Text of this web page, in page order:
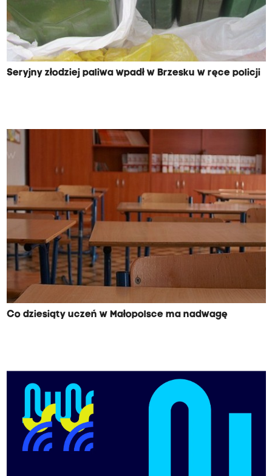
Seryjny złodziej paliwa wpadł w Brzesku w ręce policji
Co dziesiąty uczeń w Małopolsce ma nadwagę